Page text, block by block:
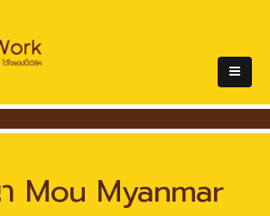
Mou Myanmar